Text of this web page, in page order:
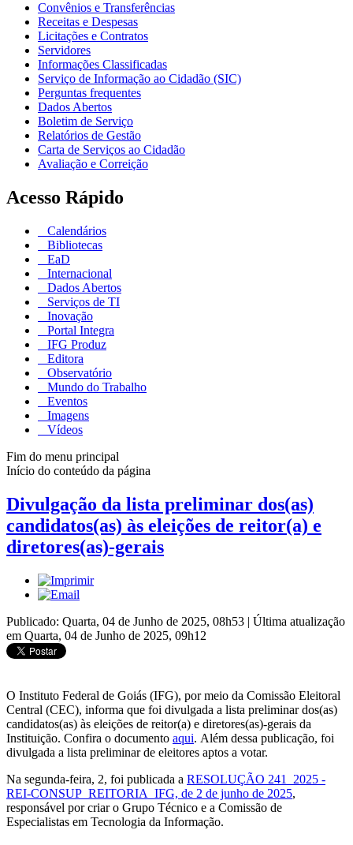
Convênios e Transferências
Receitas e Despesas
Licitações e Contratos
Servidores
Informações Classificadas
Serviço de Informação ao Cidadão (SIC)
Perguntas frequentes
Dados Abertos
Boletim de Serviço
Relatórios de Gestão
Carta de Serviços ao Cidadão
Avaliação e Correição
Acesso Rápido
Calendários
Bibliotecas
EaD
Internacional
Dados Abertos
Serviços de TI
Inovação
Portal Integra
IFG Produz
Editora
Observatório
Mundo do Trabalho
Eventos
Imagens
Vídeos
Fim do menu principal
Início do conteúdo da página
Divulgação da lista preliminar dos(as)
candidatos(as) às eleições de reitor(a) e
diretores(as)-gerais
Publicado: Quarta, 04 de Junho de 2025, 08h53 | Última atualização
em Quarta, 04 de Junho de 2025, 09h12
O Instituto Federal de Goiás (IFG), por meio da Comissão Eleitoral
Central (CEC), informa que foi divulgada a lista preliminar dos(as)
candidatos(as) às eleições de reitor(a) e diretores(as)-gerais da
Instituição. Confira o documento aqui. Além dessa publicação, foi
divulgada a lista preliminar de eleitores aptos a votar.
Na segunda-feira, 2, foi publicada a RESOLUÇÃO 241_2025 -
REI-CONSUP_REITORIA_IFG, de 2 de junho de 2025,
responsável por criar o Grupo Técnico e a Comissão de
Especialistas em Tecnologia da Informação.